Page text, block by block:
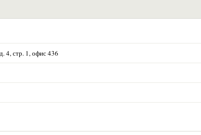
4, стр. 1, офис 436